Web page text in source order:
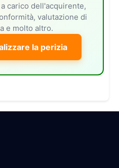
carico dell'acquirente,
valutazione di
e molto altro.
la perizia